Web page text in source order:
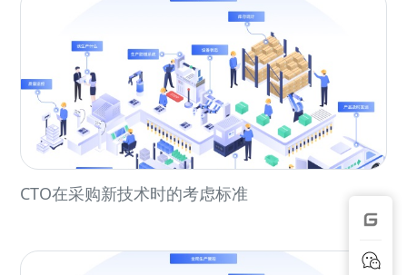
CTO在采购新技术时的考虑标准